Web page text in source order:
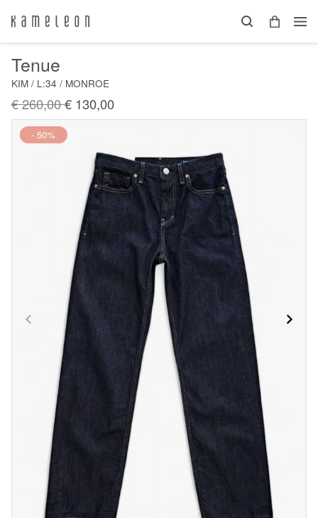
Tenue
KIM / L:34 / MONROE
€ 260,00€ 130,00
Nieuw
- 50%